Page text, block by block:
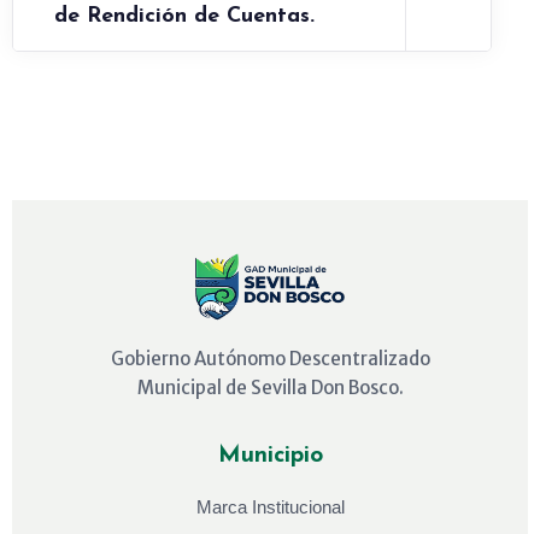
de Rendición de Cuentas.
Gobierno Autónomo Descentralizado
Municipal de Sevilla Don Bosco.
Municipio
Marca Institucional